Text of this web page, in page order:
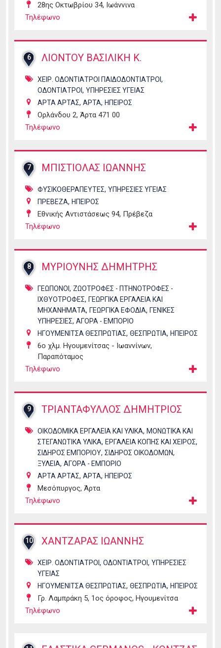
28ης Οκτωβρίου 34, Ιωάννινα
Τηλέφωνο
6 ΛΙΟΝΤΟΥ ΒΑΣΙΛΙΚΗ Κ.
ΧΕΙΡ. ΟΔΟΝΤΙΑΤΡΟΙ ΠΑΙΔΟΔΟΝΤΙΑΤΡΟΙ ,
ΟΔΟΝΤΙΑΤΡΟΙ , ΥΠΗΡΕΣΙΕΣ ΥΓΕΙΑΣ
ΑΡΤΑ ΑΡΤΑΣ, ΑΡΤΑ, ΗΠΕΙΡΟΣ
Ορλάνδου 2, Άρτα 471 00
Τηλέφωνο
7 ΜΠΙΣΤΙΟΛΑΣ ΙΩΑΝΝΗΣ
ΦΥΣΙΚΟΘΕΡΑΠΕΥΤΕΣ, ΥΠΗΡΕΣΙΕΣ ΥΓΕΙΑΣ
ΠΡΕΒΕΖΑ, ΗΠΕΙΡΟΣ
Εθνικής Αντιστάσεως 94, Πρέβεζα
Τηλέφωνο
8 ΜΥΡΙΟΥΝΗΣ ΔΗΜΗΤΡΗΣ
ΓΕΩΠΟΝΟΙ , ΖΩΟΤΡΟΦΕΣ - ΠΤΗΝΟΤΡΟΦΕΣ -
ΙΧΘΥΟΤΡΟΦΕΣ, ΓΕΩΡΓΙΚΑ ΕΡΓΑΛΕΙΑ ΚΑΙ
ΜΗΧΑΝΗΜΑΤΑ, ΓΕΩΡΓΙΚΑ ΕΦΟΔΙΑ, ΓΕΝΙΚΕΣ
ΥΠΗΡΕΣΙΕΣ, ΑΓΟΡΑ - ΕΜΠΟΡΙΟ
ΗΓΟΥΜΕΝΙΤΣΑ ΘΕΣΠΡΩΤΙΑΣ, ΘΕΣΠΡΩΤΙΑ, ΗΠΕΙΡΟΣ
6ο χλμ. Ηγουμενίτσας - Ιωαννίνων,
Παραπόταμος
Τηλέφωνο
9 ΤΡΙΑΝΤΑΦΥΛΛΟΣ ΔΗΜΗΤΡΙΟΣ
ΟΙΚΟΔΟΜΙΚΑ ΕΡΓΑΛΕΙΑ ΚΑΙ ΥΛΙΚΑ, ΜΟΝΩΤΙΚΑ ΚΑΙ
ΣΤΕΓΑΝΩΤΙΚΑ ΥΛΙΚΑ, ΕΡΓΑΛΕΙΑ ΚΟΠΗΣ ΚΑΙ ΧΕΙΡΟΣ,
ΣΙΔΗΡΟΣ ΕΜΠΟΡΙΟΥ, ΣΙΔΗΡΟΣ ΟΙΚΟΔΟΜΩΝ,
ΞΥΛΕΙΑ, ΑΓΟΡΑ - ΕΜΠΟΡΙΟ
ΑΡΤΑ ΑΡΤΑΣ, ΑΡΤΑ, ΗΠΕΙΡΟΣ
Μεσόπυργος, Άρτα
Τηλέφωνο
10 ΧΑΝΤΖΑΡΑΣ ΙΩΑΝΝΗΣ
ΧΕΙΡ. ΟΔΟΝΤΙΑΤΡΟΙ , ΟΔΟΝΤΙΑΤΡΟΙ , ΥΠΗΡΕΣΙΕΣ
ΥΓΕΙΑΣ
ΗΓΟΥΜΕΝΙΤΣΑ ΘΕΣΠΡΩΤΙΑΣ, ΘΕΣΠΡΩΤΙΑ, ΗΠΕΙΡΟΣ
Γρ. Λαμπράκη 5, 1ος όροφος, Ηγουμενίτσα
Τηλέφωνο